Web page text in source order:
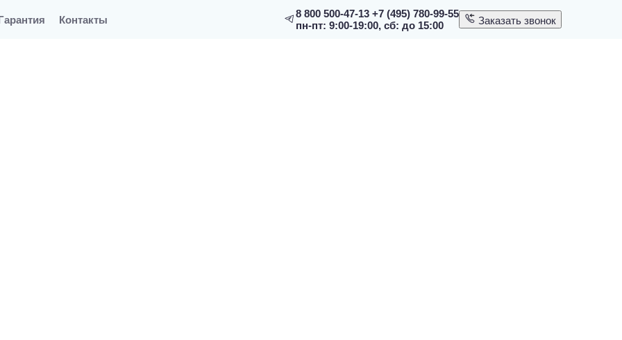
Контакты 8 800 500-47-13 +7 (495) 780-99-55
пн-пт: 9:00-19:00, сб: до 15:00
Заказать звонок